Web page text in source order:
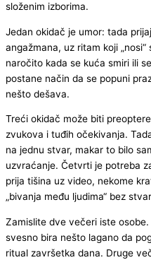
složenim izborima.
Jedan okidač je umor: tada
angažmana, uz ritam koji
naročito kada se kuća smiri ili
postane način da se popuni
nešto dešava.
Treći okidač može biti
zvukova i tuđih očekivanja.
na jednu stvar, makar to bilo
uzvraćanje. Četvrti je potreba
prija tišina uz video, nekome
„bivanja među ljudima“ bez
Zamislite dve večeri iste
svesno bira nešto lagano da
ritual završetka dana. Druge